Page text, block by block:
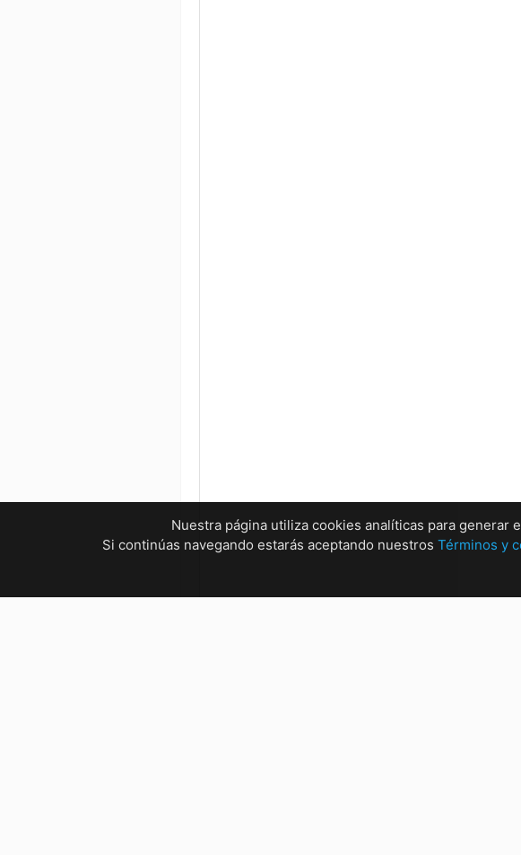
Nuestra página utiliza cookies analíticas para
Si continúas navegando estarás aceptando nuestros Términos y